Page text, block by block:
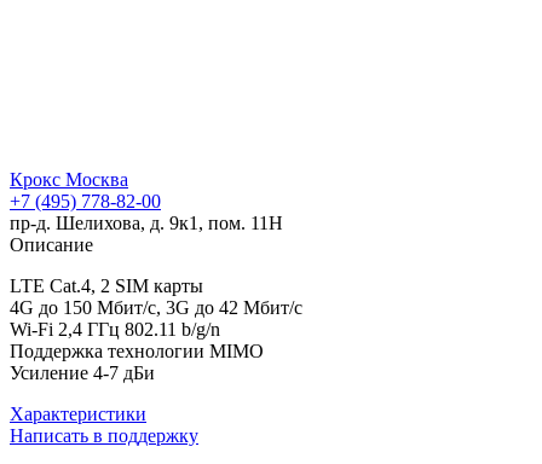
Крокс Москва
+7 (495) 778-82-00
пр-д. Шелихова, д. 9к1, пом. 11Н
Описание
LTE Cat.4, 2 SIM карты
4G до 150 Мбит/с, 3G до 42 Мбит/с
Wi-Fi 2,4 ГГц 802.11 b/g/n
Поддержка технологии MIMO
Усиление 4-7 дБи
Характеристики
Написать в поддержку